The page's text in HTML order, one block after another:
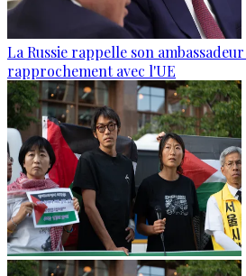
La Russie rappelle son
rapprochement avec l'UE